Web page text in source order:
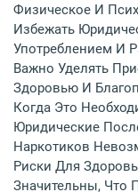
Физическое И
Избежать
Употреблением И
Важно Уделять
Здоровью И
Когда Это
Юридические
Наркотиков
Риски Для
Значительны, Что